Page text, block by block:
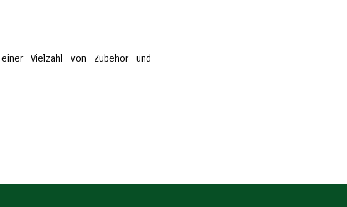
Vielzahl von Zubehör und